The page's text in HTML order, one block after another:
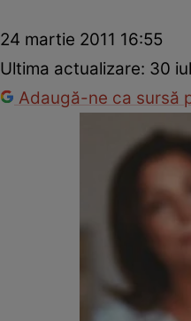
24 martie 2011 16:55
Ultima actualizare: 30
Adaugă-ne ca sursă